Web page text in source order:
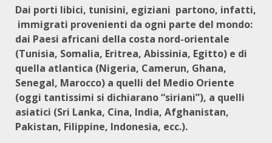
Dai porti libici, tunisini, egiziani partono, infatti,
immigrati provenienti da ogni parte del mondo:
dai Paesi africani della costa nord-orientale
(Tunisia, Somalia, Eritrea, Abissinia, Egitto) e di
quella atlantica (Nigeria, Camerun, Ghana,
Senegal, Marocco) a quelli del Medio Oriente
(oggi tantissimi si dichiarano “siriani”), a quelli
asiatici (Sri Lanka, Cina, India, Afghanistan,
Pakistan, Filippine, Indonesia, ecc.).